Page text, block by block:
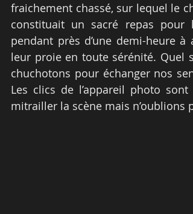
fraichement chassé, sur lequel le
constituait un sacré repas pour
pendant près d’une demi-heure
leur proie en toute sérénité. Quel
chuchotons pour échanger nos
Les clics de l’appareil photo
mitrailler la scène mais n’oublions